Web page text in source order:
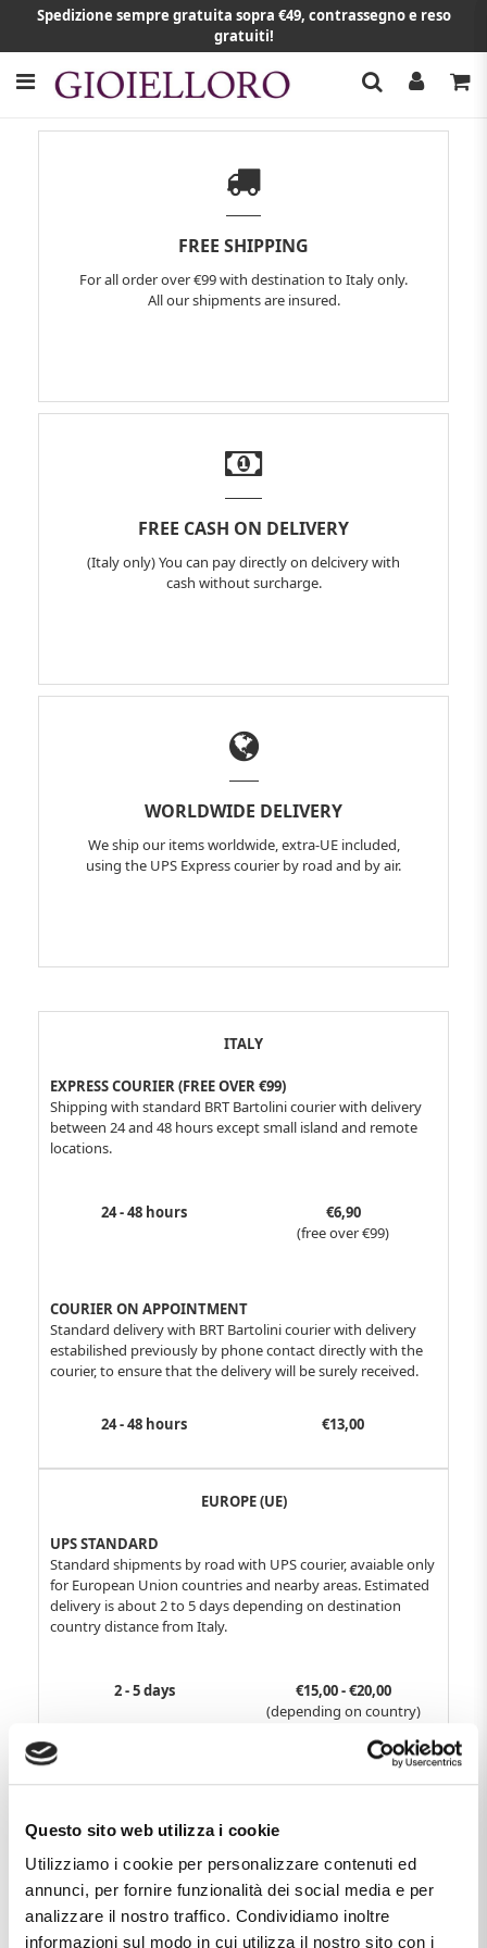
Questo sito web utilizza i cookie
Utilizziamo i cookie per personalizzare contenuti ed
annunci, per fornire funzionalità dei social media e per
analizzare il nostro traffico. Condividiamo inoltre
informazioni sul modo in cui utilizza il nostro sito con i
Spedizione sempre gratuita sopra €49, contrassegno e reso
gratuiti!
FREE SHIPPING
For all order over €99 with destination to Italy only.
All our shipments are insured.
FREE CASH ON DELIVERY
(Italy only) You can pay directly on delcivery with
cash without surcharge.
WORLDWIDE DELIVERY
We ship our items worldwide, extra-UE included,
using the UPS Express courier by road and by air.
ITALY
EXPRESS COURIER (FREE OVER €99)
Shipping with standard BRT Bartolini courier with delivery
between 24 and 48 hours except small island and remote
locations.
24 - 48 hours
€6,90
(free over €99)
COURIER ON APPOINTMENT
Standard delivery with BRT Bartolini courier with delivery
estabilished previously by phone contact directly with the
courier, to ensure that the delivery will be surely received.
24 - 48 hours €13,00
EUROPE (UE)
UPS STANDARD
Standard shipments by road with UPS courier, avaiable only
for European Union countries and nearby areas. Estimated
delivery is about 2 to 5 days depending on destination
country distance from Italy.
2 - 5 days
€15,00 - €20,00
(depending on country)
UPS EXPRESS
estimated delivery times of about 24/48 hours. Price varies
24 - 48 hours
€20,00 - €36,00
(depending on country)